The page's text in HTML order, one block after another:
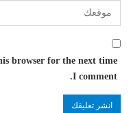
browser for the next time
I comment.